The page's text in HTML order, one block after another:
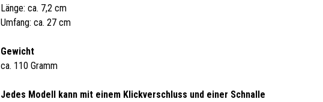
Länge: ca. 7,2 cm
Umfang: ca. 27 cm
Gewicht
ca. 110 Gramm
Jedes Modell kann mit einem Klickverschluss und einer Schnalle